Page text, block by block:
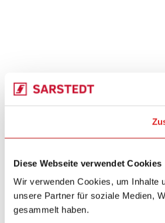
Diese Webseite verwendet Cookies
Wir verwenden Cookies, um Inhalte
unsere Partner für soziale Medien,
gesammelt haben.